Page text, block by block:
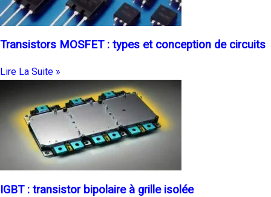
Transistors MOSFET : types et conception de circuits
Lire La Suite »
IGBT : transistor bipolaire à grille isolée